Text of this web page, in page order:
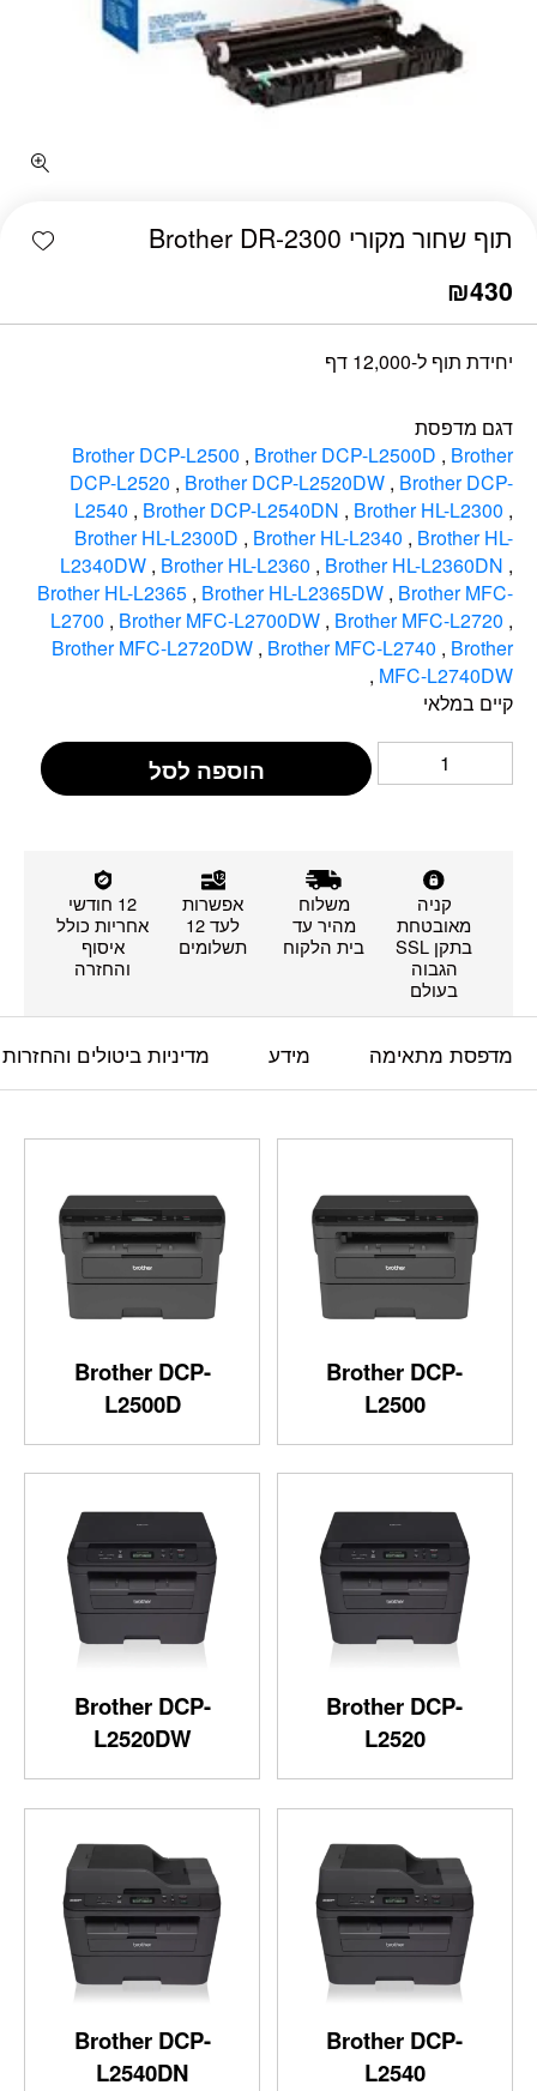
תוף שחור מקורי Brother DR-2300
₪430
יחידת תוף ל-12,000 דף
דגם מדפסת
Brother DCP-L2500 , Brother DCP-L2500D , Brother
DCP-L2520 , Brother DCP-L2520DW , Brother DCP-
L2540 , Brother DCP-L2540DN , Brother HL-L2300 ,
Brother HL-L2300D , Brother HL-L2340 , Brother HL-
L2340DW , Brother HL-L2360 , Brother HL-L2360DN ,
Brother HL-L2365 , Brother HL-L2365DW , Brother MFC-
L2700 , Brother MFC-L2700DW , Brother MFC-L2720 ,
Brother MFC-L2720DW , Brother MFC-L2740 , Brother
MFC-L2740DW
,
קיים במלאי
הוספה לסל
קניה
מאובטחת
בתקן SSL
הגבוה
בעולם
משלוח
מהיר עד
בית הלקוח
אפשרות
לעד 12
תשלומים
12 חודשי
אחריות כולל
איסוף
והחזרה
מדפסת מתאימה מידע מדיניות ביטולים והחזרות
Brother DCP-
L2500
Brother DCP-
L2500D
Brother DCP-
L2520
Brother DCP-
L2520DW
Brother DCP-
L2540
Brother DCP-
L2540DN